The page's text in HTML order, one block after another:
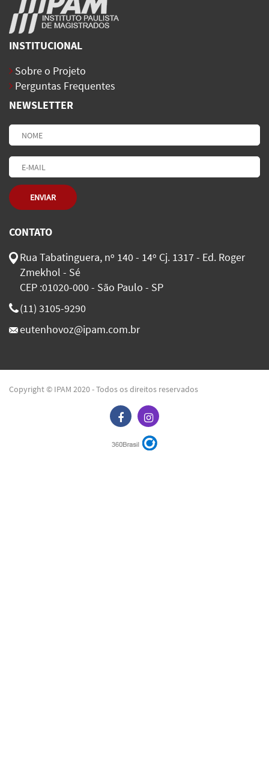
INSTITUCIONAL
Sobre o Projeto
Perguntas Frequentes
NEWSLETTER
ENVIAR
CONTATO
Rua Tabatinguera, nº 140 - 14º Cj. 1317 - Ed. Roger
Zmekhol - Sé
CEP :01020-000 - São Paulo - SP
(11) 3105-9290
eutenhovoz@ipam.com.br
Copyright © IPAM 2020 - Todos os direitos reservados